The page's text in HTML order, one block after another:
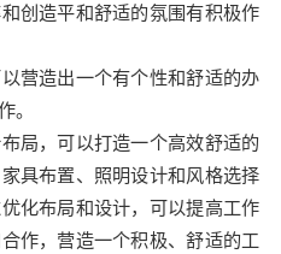
创造平和舒适的氛围有积极作
营造出一个有个性和舒适的办
。
局，可以打造一个高效舒适的
具布置、照明设计和风格选择
化布局和设计，可以提高工作
作，营造一个积极、舒适的工